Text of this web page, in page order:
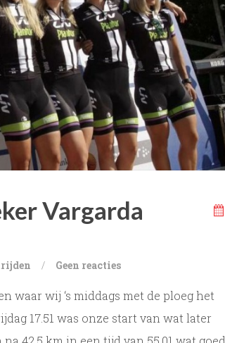
Vargarda
/ Geen reacties
waar wij ‘s middags met de ploeg het
17.51 was onze start van wat later